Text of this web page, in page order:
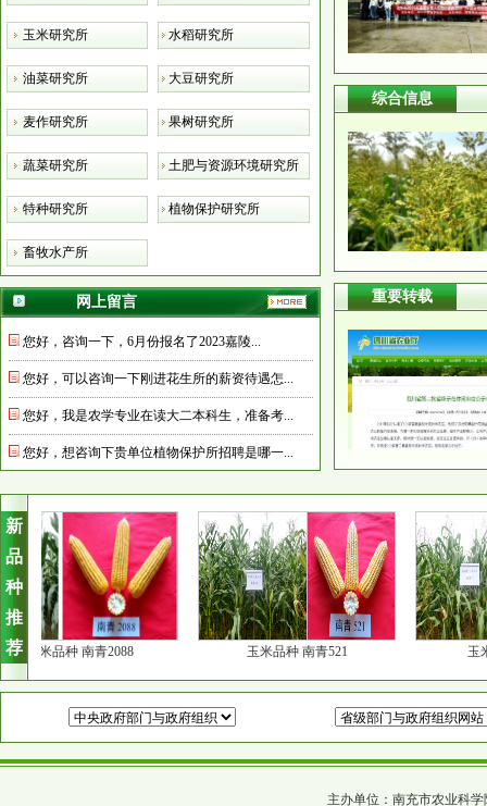
玉米研究所 水稻研究所
油菜研究所 大豆研究所
麦作研究所 果树研究所
蔬菜研究所 土肥与资源环境研究所
特种研究所 植物保护研究所
畜牧水产所
网上留言
综合信息
重要转载
新
品
种
推
荐
玉米品种 南青2088 玉米品种 南青521 玉米
主办单位：南充市农业科